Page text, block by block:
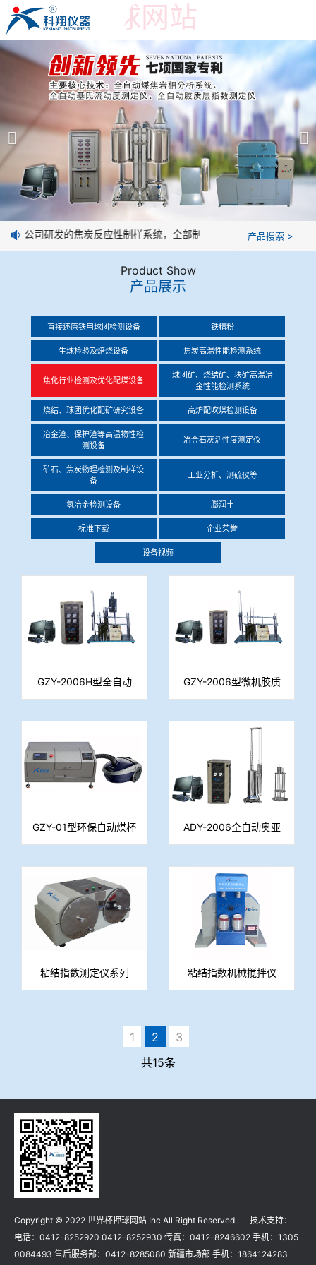
世界杯押球网站
世界杯押球网站
产品展示 ＞
焦炭高温性能检测系统
焦化行业检测及优化配煤设备
球团矿/烧结矿/块矿高温冶金性能检测系统
烧结/球团优化配矿研究设备
冶金渣、保护渣等高温物性检测设备
矿石、焦炭物理检测及制样设备
工业分析、测硫仪等
公司简介
世界杯押球网站
企业业绩
技术交流
企业荣誉
世界杯押球网站
我公司研发的焦炭反应性制样系统，全部制样过程机械化操作，没有
产品搜索 >
Product Show
产品展示
直接还原铁用球团检测设备 铁精粉
生球检验及焙烧设备 焦炭高温性能检测系统
焦化行业检测及优化配煤设备
球团矿、烧结矿、块矿高温冶
金性能检测系统
烧结、球团优化配矿研究设备 高炉配吹煤检测设备
冶金渣、保护渣等高温物性检
测设备
冶金石灰活性度测定仪
矿石、焦炭物理检测及制样设
备
工业分析、测硫仪等
氢冶金检测设备 膨润土
标准下载 企业荣誉
设备视频
GZY-2006H型全自动
胶质层指数测定仪
GZY-2006型微机胶质
层指数测定仪
GZY-01型环保自动煤杯
清理机
ADY-2006全自动奥亚
膨胀度测定仪
粘结指数测定仪系列 粘结指数机械搅拌仪
1 2
3
共15条
Copyright © 2022 世界杯押球网站 Inc All Right Reserved. 技术支持：
电话：0412-8252920 0412-8252930 传真：0412-8246602 手机：1305
0084493 售后服务部：0412-8285080 新疆市场部 手机：1864124283